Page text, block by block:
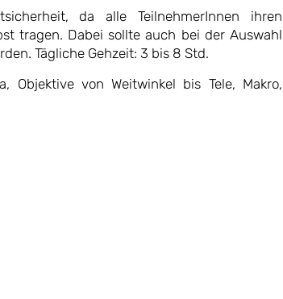
da alle TeilnehmerInnen ihren
tragen. Dabei sollte auch bei der Auswahl
Tägliche Gehzeit: 3 bis 8 Std.
Objektive von Weitwinkel bis Tele, Makro,